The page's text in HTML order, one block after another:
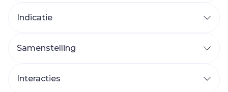
OF MOET U ER EXTRA VOORZICHTIG MEE
gebruiken?
Indicatie
Samenstelling
De andere stoffen in CASODEX zijn lactose
Interacties